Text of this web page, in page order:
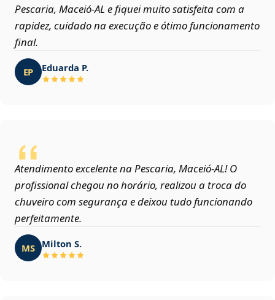
Pescaria, Maceió‑AL e fiquei muito satisfeita com a
rapidez, cuidado na execução e ótimo funcionamento
final.
EP Eduarda P.
Atendimento excelente na Pescaria, Maceió‑AL! O
profissional chegou no horário, realizou a troca do
chuveiro com segurança e deixou tudo funcionando
perfeitamente.
MS Milton S.